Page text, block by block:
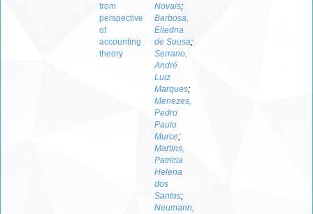
from
perspective
of
accounting
theory
Novais;
Barbosa,
Eliedna
de Sousa;
Serrano,
André
Luiz
Marques;
Menezes,
Pedro
Paulo
Murce;
Martins,
Patricia
Helena
dos
Santos;
Neumann,